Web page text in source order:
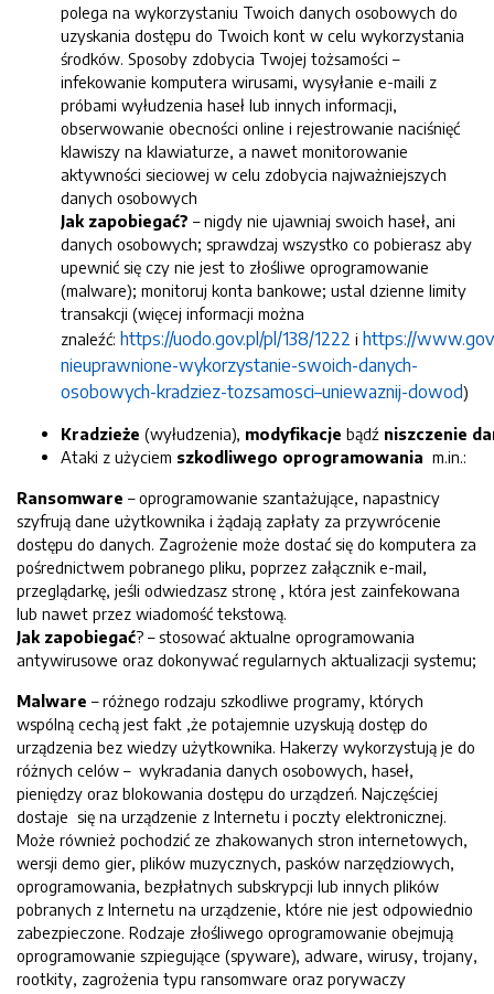
polega na wykorzystaniu Twoich danych osobowych do
uzyskania dostępu do Twoich kont w celu wykorzystania
środków. Sposoby zdobycia Twojej tożsamości –
infekowanie komputera wirusami, wysyłanie e-maili z
próbami wyłudzenia haseł lub innych informacji,
obserwowanie obecności online i rejestrowanie naciśnięć
klawiszy na klawiaturze, a nawet monitorowanie
aktywności sieciowej w celu zdobycia najważniejszych
danych osobowych
Jak zapobiegać? – nigdy nie ujawniaj swoich haseł, ani
danych osobowych; sprawdzaj wszystko co pobierasz aby
upewnić się czy nie jest to złośliwe oprogramowanie
(malware); monitoruj konta bankowe; ustal dzienne limity
transakcji (więcej informacji można
znaleźć: https://uodo.gov.pl/pl/138/1222 i https://
nieuprawnione-wykorzystanie-swoich-danych-
osobowych-kradziez-tozsamosci–uniewaznij-dowod)
Kradzieże (wyłudzenia), modyfikacje bądź niszczenie
Ataki z użyciem szkodliwego oprogramowania m.in.:
Ransomware – oprogramowanie szantażujące, napastnicy
szyfrują dane użytkownika i żądają zapłaty za przywrócenie
dostępu do danych. Zagrożenie może dostać się do komputera za
pośrednictwem pobranego pliku, poprzez załącznik e-mail,
przeglądarkę, jeśli odwiedzasz stronę , która jest zainfekowana
lub nawet przez wiadomość tekstową.
Jak zapobiegać? – stosować aktualne oprogramowania
antywirusowe oraz dokonywać regularnych aktualizacji systemu;
Malware – różnego rodzaju szkodliwe programy, których
wspólną cechą jest fakt ,że potajemnie uzyskują dostęp do
urządzenia bez wiedzy użytkownika. Hakerzy wykorzystują je do
różnych celów – wykradania danych osobowych, haseł,
pieniędzy oraz blokowania dostępu do urządzeń. Najczęściej
dostaje się na urządzenie z Internetu i poczty elektronicznej.
Może również pochodzić ze zhakowanych stron internetowych,
wersji demo gier, plików muzycznych, pasków narzędziowych,
oprogramowania, bezpłatnych subskrypcji lub innych plików
pobranych z Internetu na urządzenie, które nie jest odpowiednio
zabezpieczone. Rodzaje złośliwego oprogramowanie obejmują
oprogramowanie szpiegujące (spyware), adware, wirusy, trojany,
rootkity, zagrożenia typu ransomware oraz porywaczy